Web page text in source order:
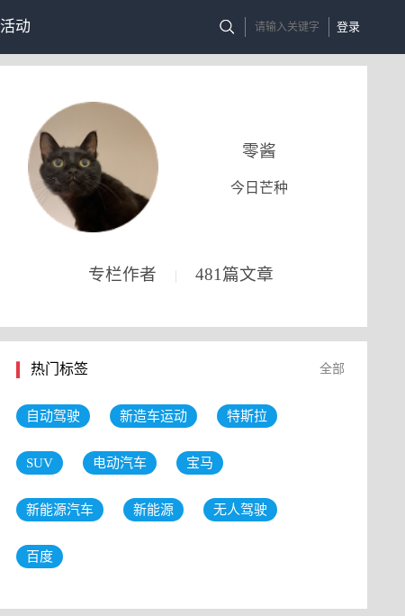
登录
活动
零酱
今日芒种
专栏作者 | 481篇文章
热门标签 全部
自动驾驶 新造车运动 特斯拉
SUV 电动汽车 宝马
新能源汽车 新能源 无人驾驶
百度